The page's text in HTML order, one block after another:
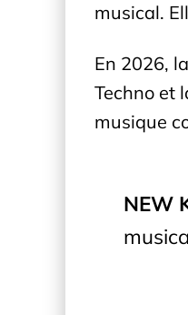
musical.
En 2026,
Techno et
musique
NEW